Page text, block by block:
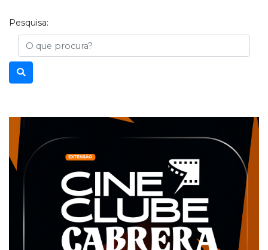
Pesquisa:
Busca